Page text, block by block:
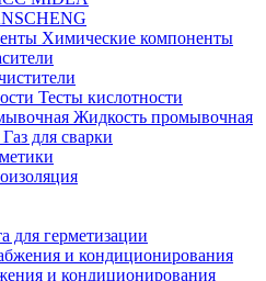
Химические компоненты
Тесты кислотности
Жидкость промывочная
Газ для сварки
для герметизации
и кондиционирования